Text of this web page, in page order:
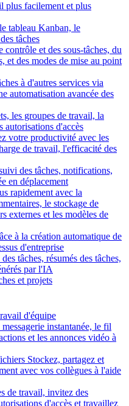
plus facilement et plus
tableau Kanban, le
tâches
contrôle et des sous-tâches, du
et des modes de mise au point
à d'autres services via
automatisation avancée des
les groupes de travail, la
autorisations d'accès
votre productivité avec les
de travail, l'efficacité des
des tâches, notifications,
en déplacement
rapidement avec la
le stockage de
externes et les modèles de
à la création automatique de
d'entreprise
tâches, résumés des tâches,
par l'IA
et projets
d'équipe
instantanée, le fil
et les annonces vidéo à
Stockez, partagez et
avec vos collègues à l'aide
de travail, invitez des
d'accès et travaillez